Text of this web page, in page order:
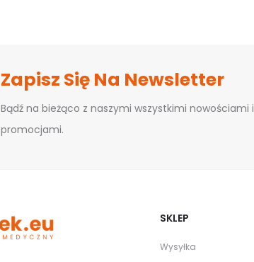
Zapisz Się Na Newsletter
Bądź na bieżąco z naszymi wszystkimi nowościami i
promocjami.
SKLEP
Wysyłka